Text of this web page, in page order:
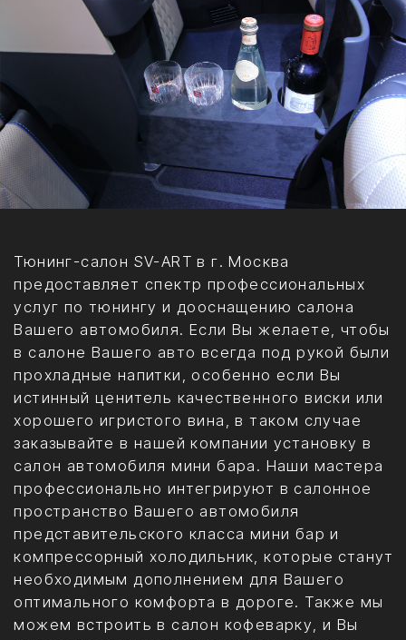
Mercedes Sprinter
2026
1996
Cadillac Escalade
Toyota Hiace
Тел.: +7 (495) 777-87-87